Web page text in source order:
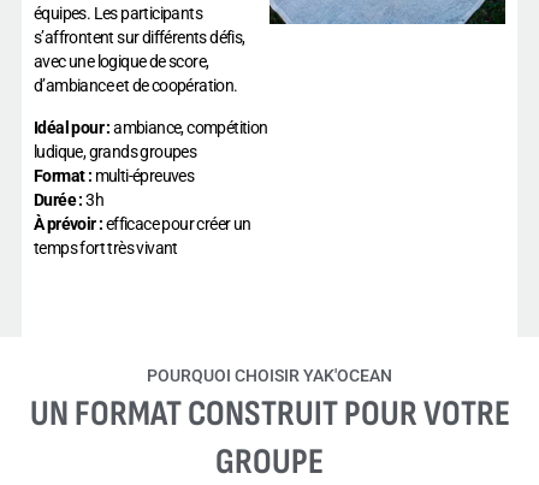
équipes. Les participants
s’affrontent sur différents défis,
avec une logique de score,
d’ambiance et de coopération.
Idéal pour :ambiance, compétition
ludique, grands groupes
Format : multi-épreuves
Durée :3h
À prévoir :efficace pour créer un
temps fort très vivant
POURQUOI CHOISIR YAK'OCEAN
UN FORMAT CONSTRUIT POUR VOTRE
GROUPE